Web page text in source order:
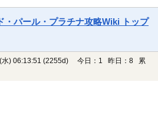
・パール・プラチナ攻略Wiki トップ
) 06:13:51 (2255d)
今日：1 昨日：8 累